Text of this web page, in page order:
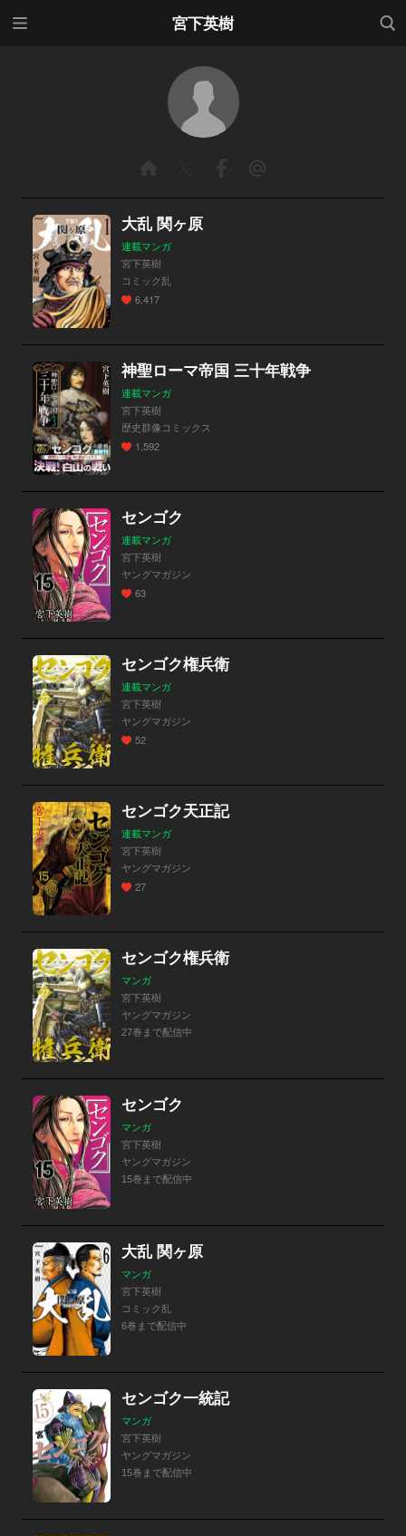
宮下英樹
検索
大乱 関ヶ原
連載マンガ
宮下英樹
コミック乱
6,417
神聖ローマ帝国 三十年戦争
連載マンガ
宮下英樹
歴史群像コミックス
1,592
センゴク
連載マンガ
宮下英樹
ヤングマガジン
63
センゴク権兵衛
連載マンガ
宮下英樹
ヤングマガジン
52
センゴク天正記
連載マンガ
宮下英樹
ヤングマガジン
27
センゴク権兵衛
マンガ
宮下英樹
ヤングマガジン
27巻まで配信中
センゴク
マンガ
宮下英樹
ヤングマガジン
15巻まで配信中
大乱 関ヶ原
マンガ
宮下英樹
コミック乱
6巻まで配信中
センゴク一統記
マンガ
宮下英樹
ヤングマガジン
15巻まで配信中